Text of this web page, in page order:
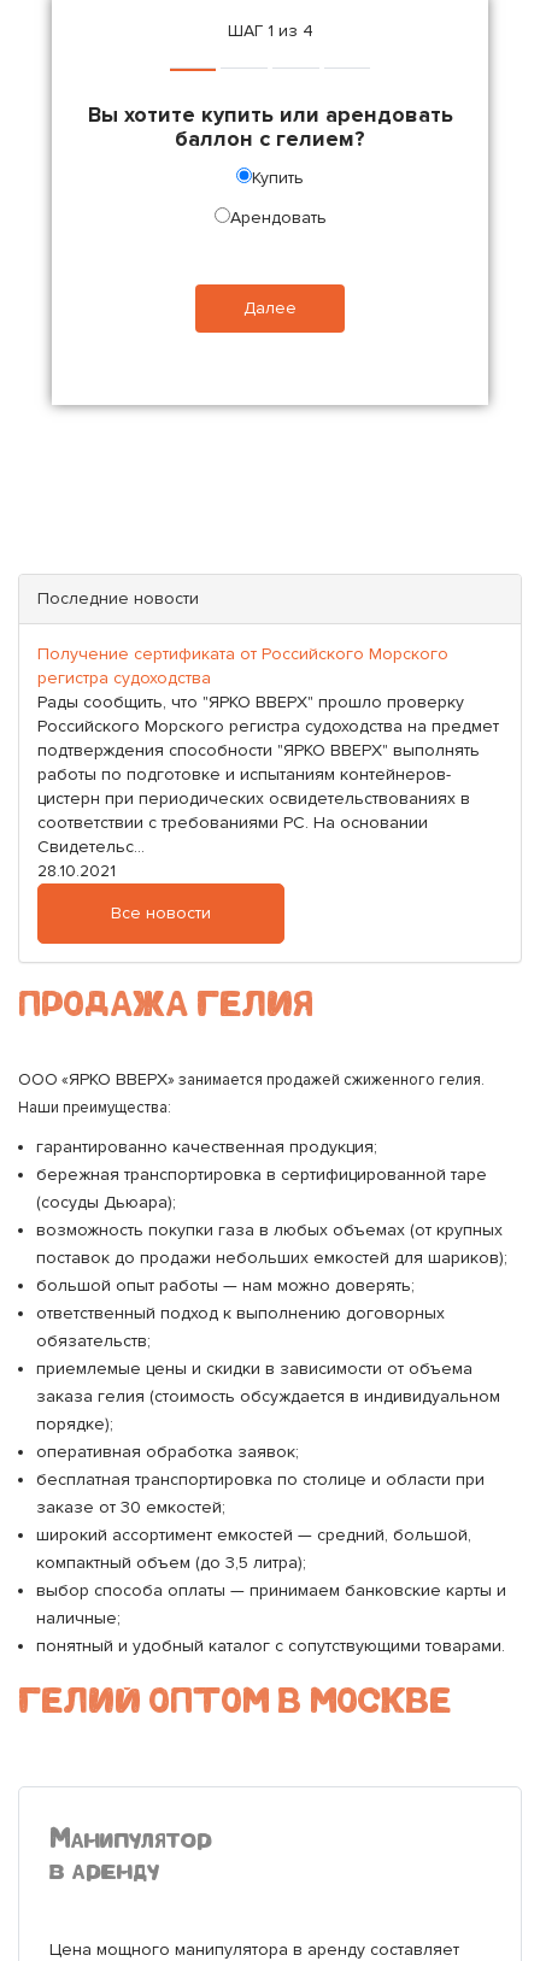
ШАГ 1 из 4
Вы хотите купить или арендовать
баллон с гелием?
Купить
Арендовать
Далее
Последние новости
Получение сертификата от Российского Морского
регистра судоходства
Рады сообщить, что "ЯРКО ВВЕРХ" прошло проверку
Российского Морского регистра судоходства на предмет
подтверждения способности "ЯРКО ВВЕРХ" выполнять
работы по подготовке и испытаниям контейнеров-
цистерн при периодических освидетельствованиях в
соответствии с требованиями PC. На основании
Свидетельс...
28.10.2021
Все новости
ПРОДАЖА ГЕЛИЯ
ООО «ЯРКО ВВЕРХ» занимается продажей сжиженного гелия.
Наши преимущества:
гарантированно качественная продукция;
бережная транспортировка в сертифицированной таре
(сосуды Дьюара);
возможность покупки газа в любых объемах (от крупных
поставок до продажи небольших емкостей для шариков);
большой опыт работы — нам можно доверять;
ответственный подход к выполнению договорных
обязательств;
приемлемые цены и скидки в зависимости от объема
заказа гелия (стоимость обсуждается в индивидуальном
порядке);
оперативная обработка заявок;
бесплатная транспортировка по столице и области при
заказе от 30 емкостей;
широкий ассортимент емкостей — средний, большой,
компактный объем (до 3,5 литра);
выбор способа оплаты — принимаем банковские карты и
наличные;
понятный и удобный каталог с сопутствующими товарами.
ГЕЛИЙ ОПТОМ В МОСКВЕ
Манипулятор
в аренду
Цена мощного манипулятора в аренду составляет